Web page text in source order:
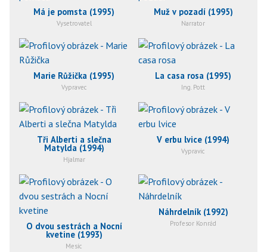
Má je pomsta (1995)
Vysetrovatel
Muž v pozadí (1995)
Narrator
Marie Růžička (1995)
Vypravec
La casa rosa (1995)
Ing. Pott
Tři Alberti a slečna
Matylda (1994)
Hjalmar
V erbu lvice (1994)
Vypravic
O dvou sestrách a Nocní
kvetine (1993)
Mesíc
Náhrdelník (1992)
Profesor Konrád